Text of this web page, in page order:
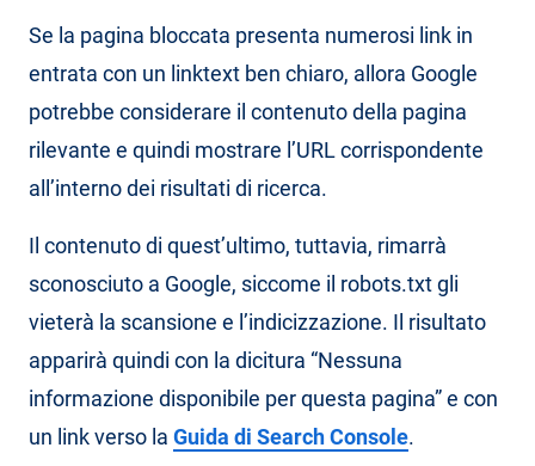
Se la pagina bloccata presenta numerosi link in
entrata con un linktext ben chiaro, allora Google
potrebbe considerare il contenuto della pagina
rilevante e quindi mostrare l’URL corrispondente
all’interno dei risultati di ricerca.
Il contenuto di quest’ultimo, tuttavia, rimarrà
sconosciuto a Google, siccome il robots.txt gli
vieterà la scansione e l’indicizzazione. Il risultato
apparirà quindi con la dicitura “Nessuna
informazione disponibile per questa pagina” e con
un link verso la Guida di Search Console.